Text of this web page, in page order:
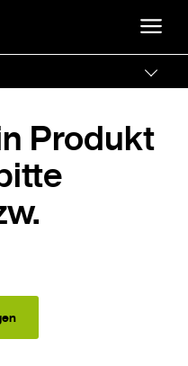
Produkt